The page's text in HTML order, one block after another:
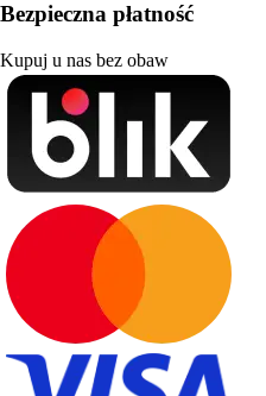
Bezpieczna płatność
Kupuj u nas bez obaw